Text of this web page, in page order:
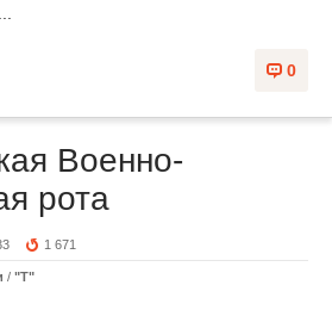
0
Военно-
рота
1 671
/ "Т"